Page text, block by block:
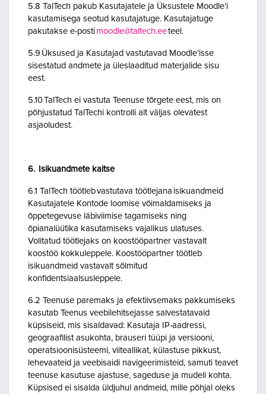
5.8 TalTech pakub Kasutajatele ja Üksustele Moodle’i
kasutamisega seotud kasutajatuge. Kasutajatuge
pakutakse e-posti moodle@taltech.eeteel.
5.9 Üksused ja Kasutajad vastutavad Moodle’isse
sisestatud andmete ja üleslaaditud materjalide sisu
eest.
5.10 TalTech ei vastuta Teenuse tõrgete eest, mis on
põhjustatud TalTechi kontrolli alt väljas olevatest
asjaoludest.
6. Isikuandmete kaitse
6.1 TalTech töötleb vastutava töötlejana isikuandmeid
Kasutajatele Kontode loomise võimaldamiseks ja
õppetegevuse läbiviimise tagamiseks ning
õpianalüütika kasutamiseks vajalikus ulatuses.
Volitatud töötlejaks on koostööpartner vastavalt
koostöö kokkuleppele. Koostööpartner töötleb
isikuandmeid vastavalt sõlmitud
konfidentsiaalsusleppele.
6.2 Teenuse paremaks ja efektiivsemaks pakkumiseks
kasutab Teenus veebilehitsejasse salvestatavaid
küpsiseid, mis sisaldavad: Kasutaja IP-aadressi,
geograafilist asukohta, brauseri tüüpi ja versiooni,
operatsioonisüsteemi, viiteallikat, külastuse pikkust,
lehevaateid ja veebisaidi navigeerimisteid, samuti teavet
teenuse kasutuse ajastuse, sageduse ja mudeli kohta.
Küpsised ei sisalda üldjuhul andmeid, mille põhjal oleks